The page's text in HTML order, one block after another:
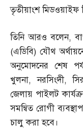
তৃতীয়াংশ মিডওয়াইফ
তিনি আরও বলেন,
(এডিবি) যৌথ
অনুমোদনের শেষ
খুলনা,নরসিংদী,
জেলায় পাইলট
সমন্বিত রোগী
চালু করা হবে।